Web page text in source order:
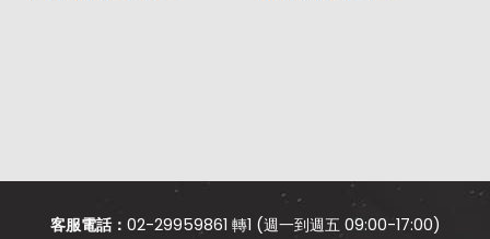
客服電話： 02-29959861 轉1 (週一到週五 09:00-17:00)